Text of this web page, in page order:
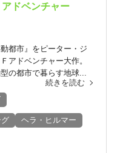
アドベンチャー
都市』をピーター・ジ
アドベンチャー大作。
の都市で暮らす地球...
続きを読む
ヘラ・ヒルマー